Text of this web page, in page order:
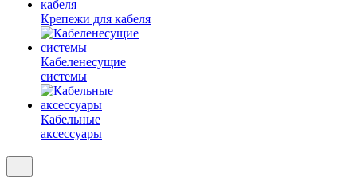
Крепежи для кабеля
Кабеленесущие
системы
Кабельные
аксессуары